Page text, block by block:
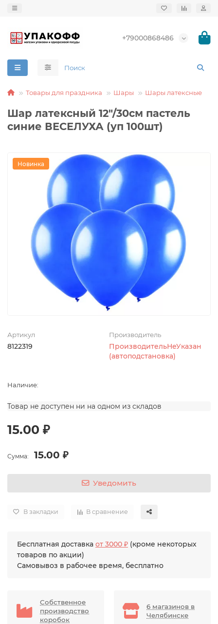
+79000868486
Товары для праздника Шары Шары латексные
Шар латексный 12"/30см пастель
синие ВЕСЕЛУХА (уп 100шт)
Новинка
Артикул
8122319
Производитель
ПроизводительНеУказан
(автоподстановка)
Наличие:
Товар не доступен ни на одном из складов
15.00 ₽
Сумма: 15.00 ₽
Уведомить
В закладки В сравнение
Бесплатная доставка от 3000 ₽ (кроме некоторых
товаров по акции)
Самовывоз в рабочее время, бесплатно
Собственное
производство
коробок
6 магазинов в
Челябинске